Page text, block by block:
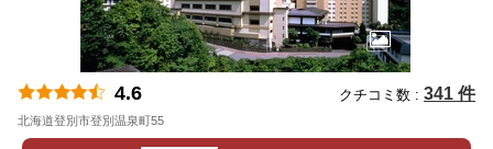
4.6 クチコミ数 : 341 件
北海道登別市登別温泉町55